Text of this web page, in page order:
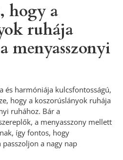
hogy a
ruhája
menyasszonyi
és harmóniája kulcsfontosságú,
hogy a koszorúslányok ruhája
ruhához. Bár a
a menyasszony mellett
így fontos, hogy
a nagy nap